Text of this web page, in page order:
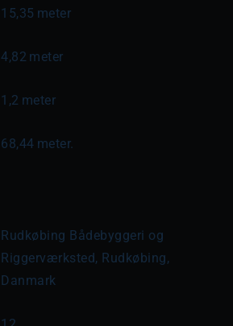
15,35 meter
4,82 meter
1,2 meter
68,44 meter.
Rudkøbing Bådebyggeri og
Riggerværksted, Rudkøbing,
Danmark